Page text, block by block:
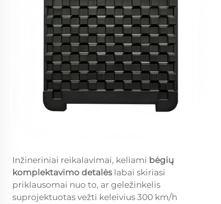
Inžineriniai reikalavimai, keliami bėgių
komplektavimo detalės labai skiriasi
priklausomai nuo to, ar geležinkelis
suprojektuotas vežti keleivius 300 km/h